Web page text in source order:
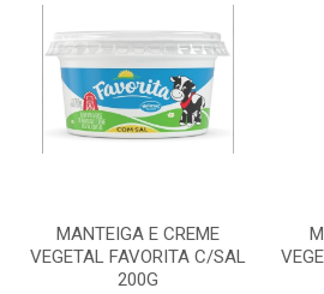
MANTEIGA E CREME
VEGETAL FAVORITA C/SAL
200G